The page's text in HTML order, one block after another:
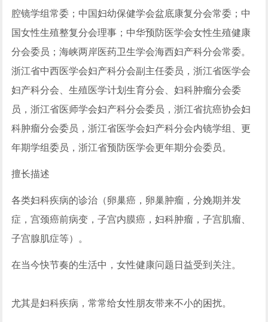
腔镜学组常委；中国妇幼保健学会盆底康复分会常委；中
国女性生殖整复分会理事；中华预防医学会女性生殖健康
分会委员；海峡两岸医药卫生学会海西妇产科分会常委。
浙江省中西医学会妇产科分会副主任委员，浙江省医学会
妇产科分会、生殖医学计划生育分会、妇科肿瘤分会委
员，浙江省医师学会妇产科分会委员，浙江省抗癌协会妇
科肿瘤分会委员，浙江省医学会妇产科分会内镜学组、更
年期学组委员，浙江省预防医学会更年期分会委员。
擅长描述
各类妇科疾病的诊治（卵巢癌，卵巢肿瘤，分娩期并发
症，宫颈癌前病变，子宫内膜癌，妇科肿瘤，子宫肌瘤、
子宫腺肌症等）。
在当今快节奏的生活中，女性健康问题日益受到关注。
尤其是妇科疾病，常常给女性朋友带来不小的困扰。